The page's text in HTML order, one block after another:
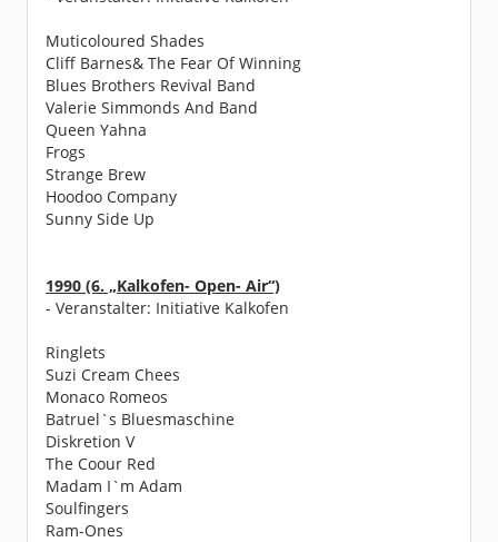
Muticoloured Shades
Cliff Barnes& The Fear Of Winning
Blues Brothers Revival Band
Valerie Simmonds And Band
Queen Yahna
Frogs
Strange Brew
Hoodoo Company
Sunny Side Up
1990 (6. „Kalkofen- Open- Air“)
- Veranstalter: Initiative Kalkofen
Ringlets
Suzi Cream Chees
Monaco Romeos
Batruel`s Bluesmaschine
Diskretion V
The Coour Red
Madam I`m Adam
Soulfingers
Ram-Ones